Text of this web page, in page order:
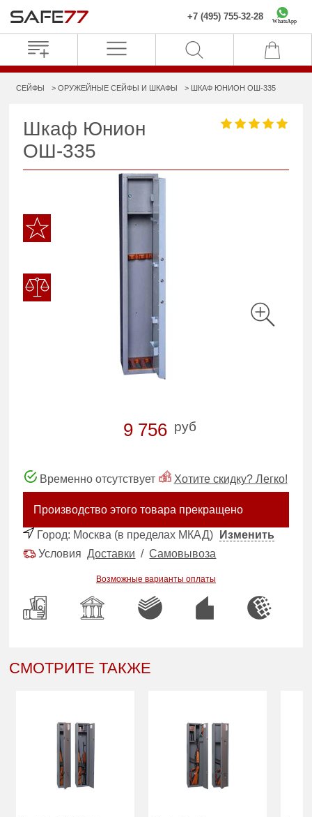
+7 (495) 755-32-28 WhatsApp
СЕЙФЫ ОРУЖЕЙНЫЕ СЕЙФЫ И ШКАФЫ ШКАФ ЮНИОН ОШ-335
Шкаф Юнион
ОШ-335
9 756 руб
Временно отсутствует Хотите скидку? Легко!
Производство этого товара прекращено
Город: Москва (в пределах МКАД)
Изменить
УсловияДоставки /Самовывоза
Возможные варианты оплаты
СМОТРИТЕ ТАКЖЕ